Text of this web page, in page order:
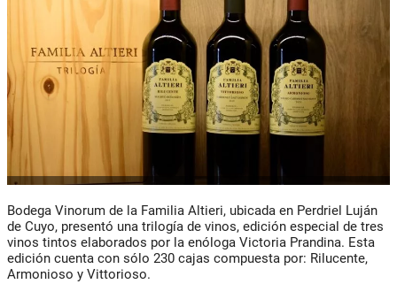
Bodega Vinorum de la Familia Altieri, ubicada en Perdriel Luján
de Cuyo, presentó una trilogía de vinos, edición especial de tres
vinos tintos elaborados por la enóloga Victoria Prandina. Esta
edición cuenta con sólo 230 cajas compuesta por: Rilucente,
Armonioso y Vittorioso.